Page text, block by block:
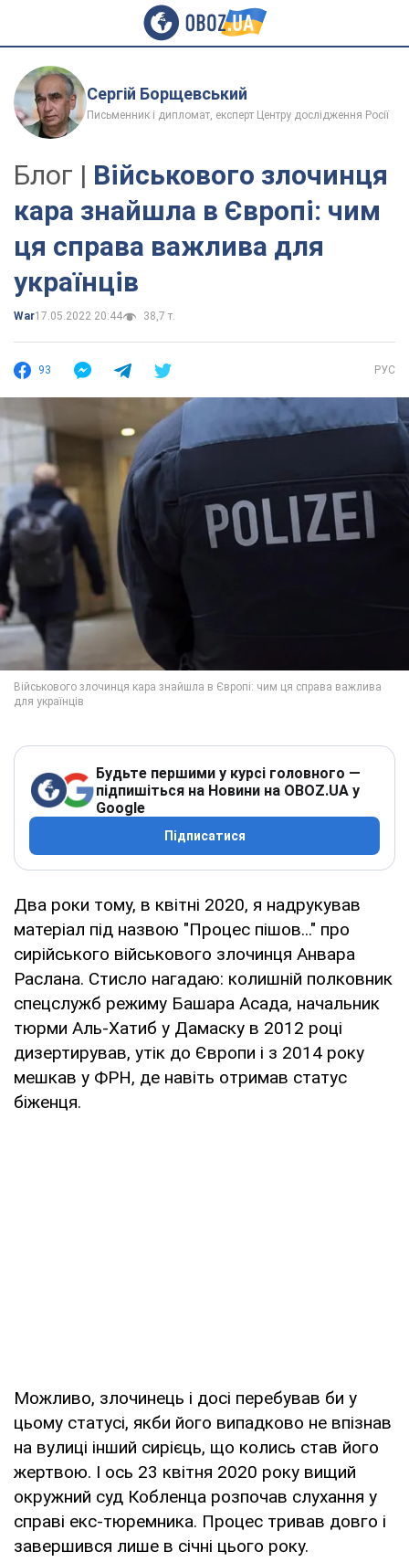
Сергій Борщевський
Письменник і дипломат, експерт Центру дослідження Росії
Блог | Військового злочинця
кара знайшла в Європі: чим
ця справа важлива для
українців
War17.05.2022 20:44 38,7 т.
93 РУС
Будьте першими у курсі головного —
підпишіться на Новини на OBOZ.UA у
Google
Підписатися
Два роки тому, в квітні 2020, я надрукував
матеріал під назвою "Процес пішов..." про
сирійського військового злочинця Анвара
Раслана. Стисло нагадаю: колишній полковник
спецслужб режиму Башара Асада, начальник
тюрми Аль-Хатиб у Дамаску в 2012 році
дизертирував, утік до Європи і з 2014 року
мешкав у ФРН, де навіть отримав статус
біженця.
Можливо, злочинець і досі перебував би у
цьому статусі, якби його випадково не впізнав
на вулиці інший сирієць, що колись став його
жертвою. І ось 23 квітня 2020 року вищий
окружний суд Кобленца розпочав слухання у
справі екс-тюремника. Процес тривав довго і
завершився лише в січні цього року.